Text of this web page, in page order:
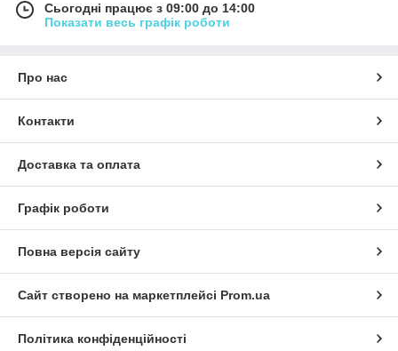
Сьогодні працює з 09:00 до 14:00
Показати весь графік роботи
Про нас
Контакти
Доставка та оплата
Графік роботи
Повна версія сайту
Сайт створено на маркетплейсі Prom.ua
Політика конфіденційності